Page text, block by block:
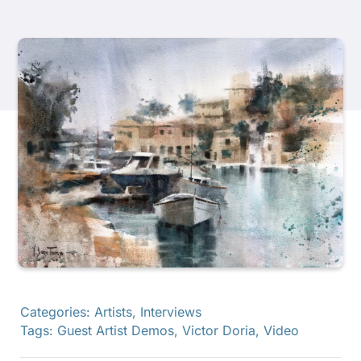
Các sản phẩm
Sự kiện
Blog
Tài nguyên
Tìm một nhà bán lẻ
Liên hệ với chúng tôi
Categories: Artists, Interviews
Tags: Guest Artist Demos, Victor Doria, Video